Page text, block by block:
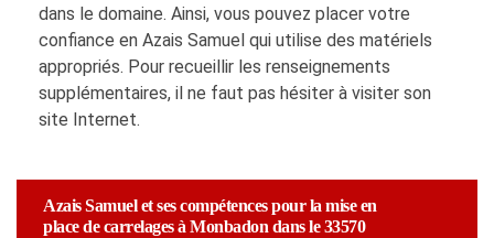
dans le domaine. Ainsi, vous pouvez placer votre
confiance en Azais Samuel qui utilise des matériels
appropriés. Pour recueillir les renseignements
supplémentaires, il ne faut pas hésiter à visiter son
site Internet.
Azais Samuel et ses compétences pour la mise en
place de carrelages à Monbadon dans le 33570